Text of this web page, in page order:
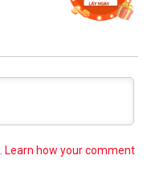
Learn how your comment